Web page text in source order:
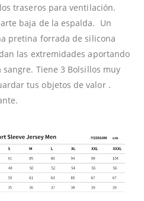
traseros para ventilación.
baja de la espalda. Un
pretina forrada de silicona
las extremidades aportando
sangre. Tiene 3 Bolsillos muy
tus objetos de valor .